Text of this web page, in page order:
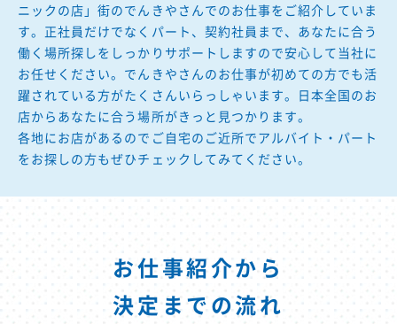
ニックの店」街のでんきやさんでのお仕事をご紹介していま
す。正社員だけでなくパート、契約社員まで、あなたに合う
働く場所探しをしっかりサポートしますので安心して当社に
お任せください。でんきやさんのお仕事が初めての方でも活
躍されている方がたくさんいらっしゃいます。日本全国のお
店からあなたに合う場所がきっと見つかります。
各地にお店があるのでご自宅のご近所でアルバイト・パート
をお探しの方もぜひチェックしてみてください。
お仕事紹介から
決定までの流れ